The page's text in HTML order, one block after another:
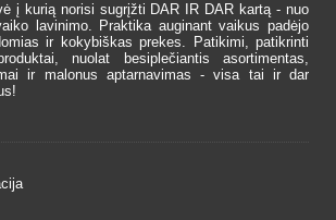
į kurią norisi sugrįžti DAR IR DAR kartą - nuo
lavinimo. Praktika auginant vaikus padėjo
ir kokybiškas prekes. Patikimi, patikrinti
nuolat besiplečiantis asortimentas,
ir malonus aptarnavimas - visa tai ir dar